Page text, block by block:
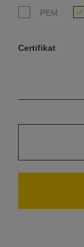
PEM
Certifikat